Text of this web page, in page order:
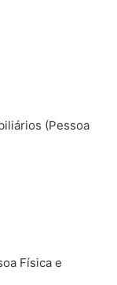
(Pessoa
Física e